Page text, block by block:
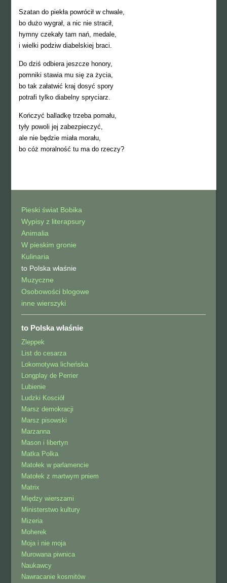
Szatan do piekła powrócił w chwale,
bo dużo wygrał, a nic nie stracił,
hymny czekały tam nań, medale,
i wielki podziw diabelskiej braci.
Do dziś odbiera jeszcze honory,
pomniki stawia mu się za życia,
bo tak załatwić kraj dosyć spory
potrafi tylko diabelny spryciarz.
Kończyć balladkę trzeba pomału,
tyły powoli jej zabezpieczyć,
ale nie będzie miała morału,
bo cóż moralność tu ma do rzeczy?
Pieski świat Bobika
Wypisy z literapsury
Animalia
W pieskim gronie
Kulinaria
to Polska właśnie
Muzyczne
Osobowości blogowe
inne wierszyki
to Polska właśnie
Zleppek
List do cesarza
Lokomotywa licheńska
Longplay de Perrier
Lubienie
Ludzki Kosciół
Marsz demokracji
Marsz pisowski
Marzanna
Mason i libertyn
Matka Polka
Matołek w parlamencie
Matołek z martwym pniem
Matrix
Między wierszami
Ministerstwo kultury
Mizeria
Moherek
Moja i nie moja
Murowana piwnica
Naukawcy
Nawracanie kosmitów